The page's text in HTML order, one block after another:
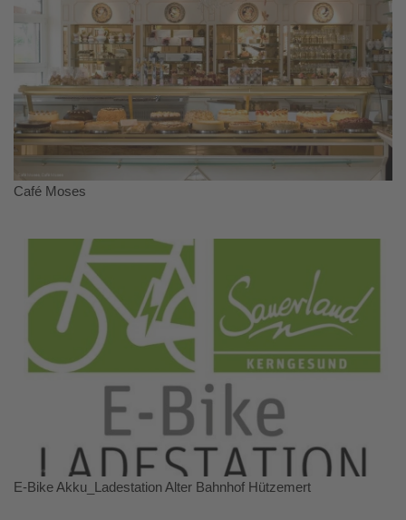
Café Moses
E-Bike Akku_Ladestation Alter Bahnhof Hützemert